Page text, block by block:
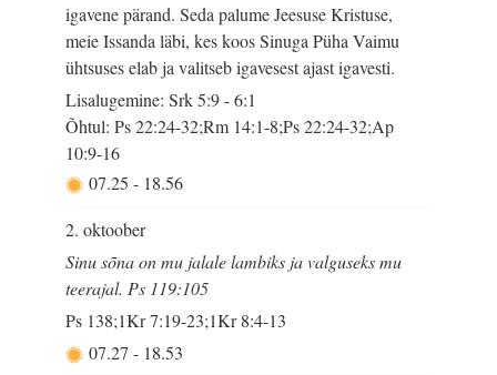
igavene pärand. Seda palume Jeesuse Kristuse,
meie Issanda läbi, kes koos Sinuga Püha Vaimu
ühtsuses elab ja valitseb igavesest ajast igavesti.
Lisalugemine: Srk 5:9 - 6:1
Õhtul: Ps 22:24-32;Rm 14:1-8;Ps 22:24-32;Ap
10:9-16
07.25- 18.56
2. oktoober
Sinu sõna on mu jalale lambiks ja valguseks mu
teerajal. Ps 119:105
Ps 138;1Kr 7:19-23;1Kr 8:4-13
07.27- 18.53